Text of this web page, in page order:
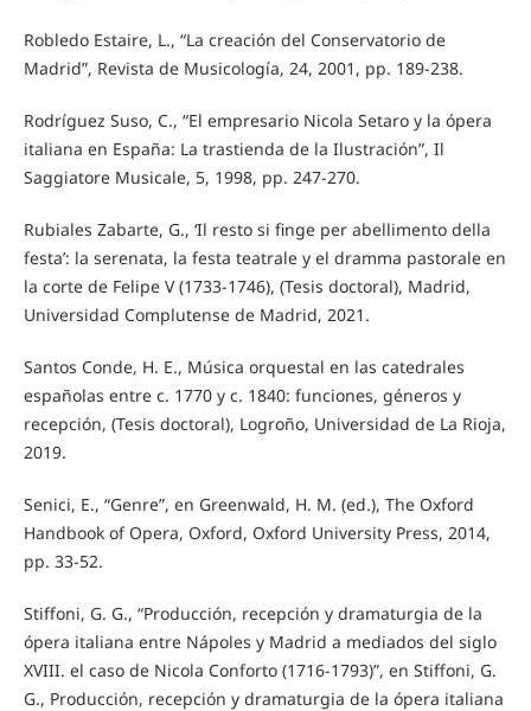
Robledo Estaire, L., “La creación del Conservatorio de
Madrid”, Revista de Musicología, 24, 2001, pp. 189-238.
Rodríguez Suso, C., “El empresario Nicola Setaro y la ópera
italiana en España: La trastienda de la Ilustración”, Il
Saggiatore Musicale, 5, 1998, pp. 247-270.
Rubiales Zabarte, G., ‘Il resto si finge per abellimento della
festa’: la serenata, la festa teatrale y el dramma pastorale en
la corte de Felipe V (1733-1746), (Tesis doctoral), Madrid,
Universidad Complutense de Madrid, 2021.
Santos Conde, H. E., Música orquestal en las catedrales
españolas entre c. 1770 y c. 1840: funciones, géneros y
recepción, (Tesis doctoral), Logroño, Universidad de La Rioja,
2019.
Senici, E., “Genre”, en Greenwald, H. M. (ed.), The Oxford
Handbook of Opera, Oxford, Oxford University Press, 2014,
pp. 33-52.
Stiffoni, G. G., “Producción, recepción y dramaturgia de la
ópera italiana entre Nápoles y Madrid a mediados del siglo
XVIII. el caso de Nicola Conforto (1716-1793)”, en Stiffoni, G.
G., Producción, recepción y dramaturgia de la ópera italiana